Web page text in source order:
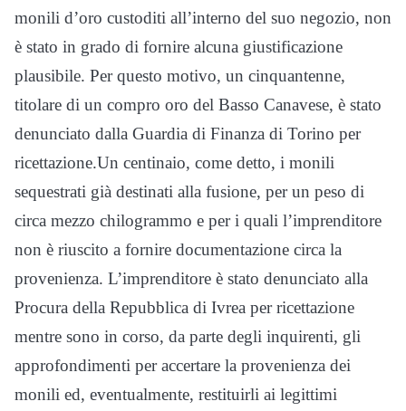
monili d’oro custoditi all’interno del suo negozio, non
è stato in grado di fornire alcuna giustificazione
plausibile. Per questo motivo, un cinquantenne,
titolare di un compro oro del Basso Canavese, è stato
denunciato dalla Guardia di Finanza di Torino per
ricettazione.Un centinaio, come detto, i monili
sequestrati già destinati alla fusione, per un peso di
circa mezzo chilogrammo e per i quali l’imprenditore
non è riuscito a fornire documentazione circa la
provenienza. L’imprenditore è stato denunciato alla
Procura della Repubblica di Ivrea per ricettazione
mentre sono in corso, da parte degli inquirenti, gli
approfondimenti per accertare la provenienza dei
monili ed, eventualmente, restituirli ai legittimi